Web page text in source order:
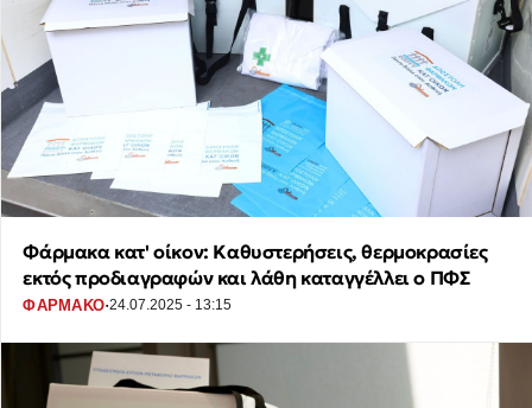
Φάρμακα κατ' οίκον: Καθυστερήσεις, θερμοκρασίες
εκτός προδιαγραφών και λάθη καταγγέλλει ο ΠΦΣ
ΦΑΡΜΑΚΟ·24.07.2025 - 13:15